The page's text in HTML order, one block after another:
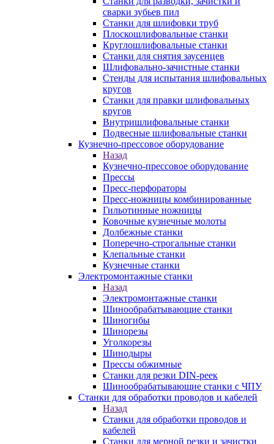
сварки зубьев пил
Станки для шлифовки труб
Плоскошлифовальные станки
Круглошлифовальные станки
Станки для снятия заусенцев
Шлифовально-зачистные станки
Стенды для испытания шлифовальных
кругов
Станки для правки шлифовальных
кругов
Внутришлифовальные станки
Подвесные шлифовальные станки
Кузнечно-прессовое оборудование
Назад
Кузнечно-прессовое оборудование
Прессы
Пресс-перфораторы
Пресс-ножницы комбинированные
Гильотинные ножницы
Ковочные кузнечные молоты
Долбежные станки
Поперечно-строгальные станки
Клепальные станки
Кузнечные станки
Электромонтажные станки
Назад
Электромонтажные станки
Шинообрабатывающие станки
Шиногибы
Шинорезы
Уголкорезы
Шинодыры
Прессы обжимные
Станки для резки DIN-реек
Шинообрабатывающие станки с ЧПУ
Станки для обработки проводов и кабелей
Назад
Станки для обработки проводов и
кабелей
Станки для мерной резки и зачистки